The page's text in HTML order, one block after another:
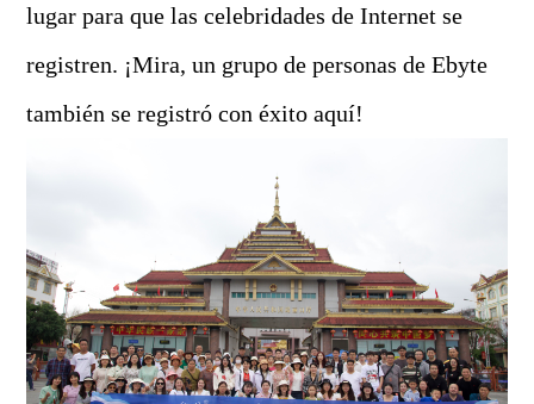
lugar para que las celebridades de Internet se
registren. ¡Mira, un grupo de personas de Ebyte
también se registró con éxito aquí!